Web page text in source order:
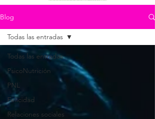
Blog
Todas las entradas
PsicoNutrición
PNL
Felicidad
Relaciones sociales
Todas las entradas